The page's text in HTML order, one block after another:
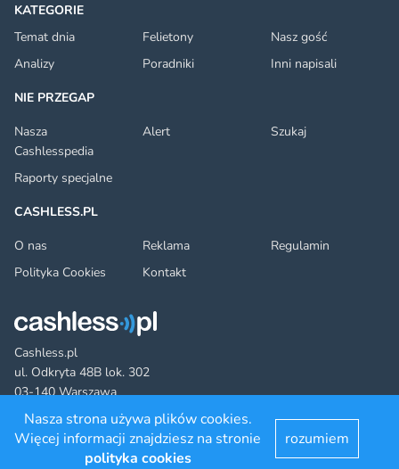
Cashless.pl
ul. Odkryta 48B lok. 302
03-140 Warszawa
FacebookTwitterYouTubeLinkedInRSS
©2022 cashless.pl. All rights reserved.
KATEGORIE
Temat dnia
Felietony
Nasz gość
Analizy
Poradniki
Inni napisali
NIE PRZEGAP
Nasza
Cashlesspedia
Alert Szukaj
Raporty specjalne
CASHLESS.PL
O nas
Reklama
Regulamin
Polityka Cookies
Kontakt
Nasza strona używa plików cookies.
Więcej informacji znajdziesz na stronie
polityka cookies
rozumiem